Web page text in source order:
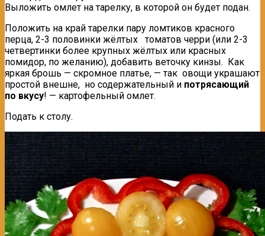
Выложить омлет на тарелку, в которой он будет подан.
Положить на край тарелки пару ломтиков красного
перца, 2-3 половинки жёлтых томатов черри (или 2-3
четвертинки более крупных жёлтых или красных
помидор, по желанию), добавить веточку кинзы. Как
яркая брошь — скромное платье, — так овощи украшают
простой внешне, но содержательный и потрясающий
по вкусу! — картофельный омлет.
Подать к столу.